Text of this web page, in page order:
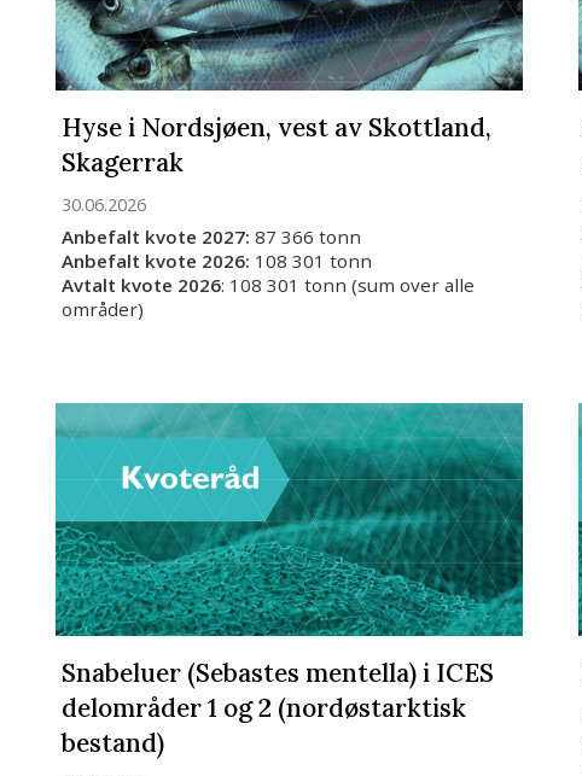
Hyse i Nordsjøen, vest av Skottland,
Skagerrak
30.06.2026
Anbefalt kvote 2027: 87 366 tonn
Anbefalt kvote 2026: 108 301 tonn
Avtalt kvote 2026: 108 301 tonn (sum over alle
områder)
Snabeluer (Sebastes mentella) i ICES
delområder 1 og 2 (nordøstarktisk
bestand)